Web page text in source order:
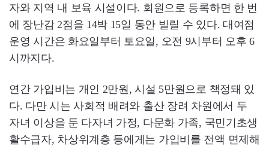
자와 지역 내 보육 시설이다. 회원으로 등록하면 한 번
에 장난감 2점을 14박 15일 동안 빌릴 수 있다. 대여점
운영 시간은 화요일부터 토요일, 오전 9시부터 오후 6
시까지다.
연간 가입비는 개인 2만원, 시설 5만원으로 책정돼 있
다. 다만 시는 사회적 배려와 출산 장려 차원에서 두
자녀 이상을 둔 다자녀 가정, 다문화 가족, 국민기초생
활수급자, 차상위계층 등에게는 가입비를 전액 면제해